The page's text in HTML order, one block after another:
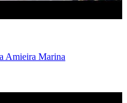
Amieira Marina